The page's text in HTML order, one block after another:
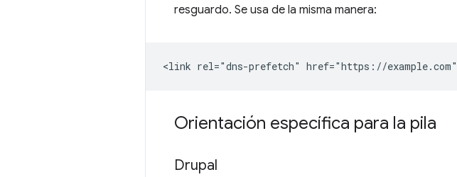
resguardo. Se usa de la misma manera:
Orientación específica para la pila
Drupal